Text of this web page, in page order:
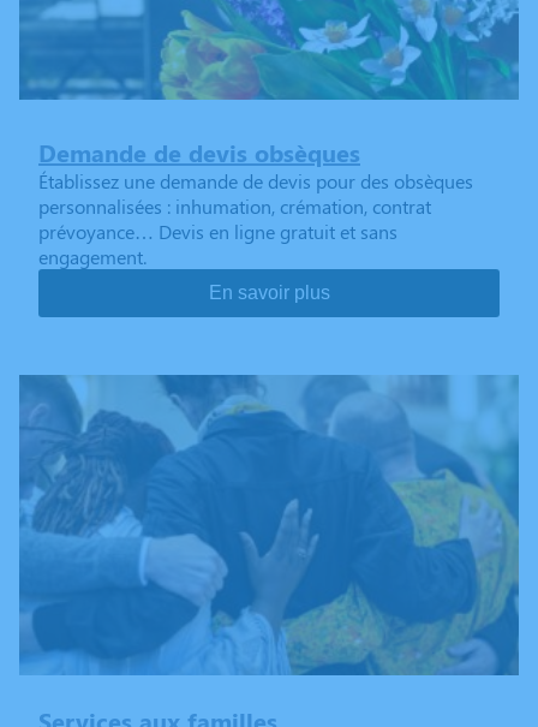
Demande de devis obsèques
Établissez une demande de devis pour des obsèques
personnalisées : inhumation, crémation, contrat
prévoyance… Devis en ligne gratuit et sans
engagement.
En savoir plus